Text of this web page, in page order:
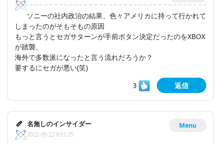
ソニーの社内政治の結果、色々アメリカに持って行かれて
しまったのがそもそもの原因
もっと言うとセガサターンが手前ボタン決定だったのをXBOX
が踏襲、
海外で多数派になったと言う流れだろうか？
要するにセガが悪い(笑)
3
返信
Menu
名無しのインサイダー
2022-09-22 9:01:35